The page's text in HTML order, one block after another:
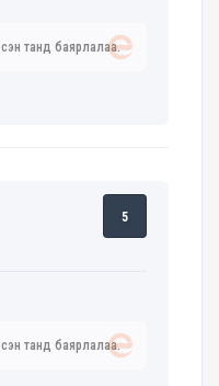
танд баярлалаа.
5
танд баярлалаа.